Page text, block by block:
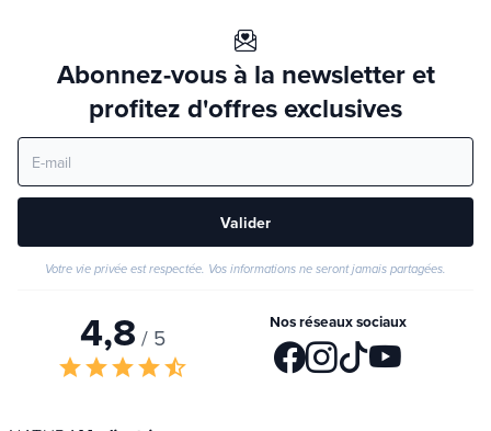
Abonnez-vous à la newsletter et
profitez d'offres exclusives
Valider
Votre vie privée est respectée. Vos informations ne seront jamais partagées.
4,8 / 5
starstarstarstarstar_half
Nos réseaux sociaux